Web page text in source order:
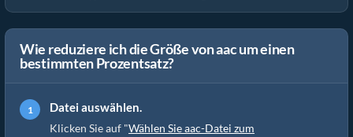
Wie reduziere ich die Größe von aac um einen
bestimmten Prozentsatz?
Datei auswählen.
Klicken Sie auf "Wählen Sie aac-Datei zum